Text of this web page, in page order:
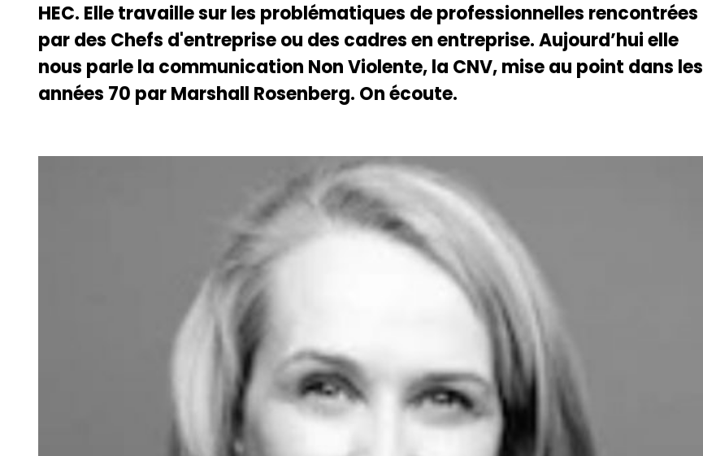
HEC. Elle travaille sur les problématiques de professionnelles rencontrées
par des Chefs d'entreprise ou des cadres en entreprise. Aujourd’hui elle
nous parle la communication Non Violente, la CNV, mise au point dans les
années 70 par Marshall Rosenberg. On écoute.